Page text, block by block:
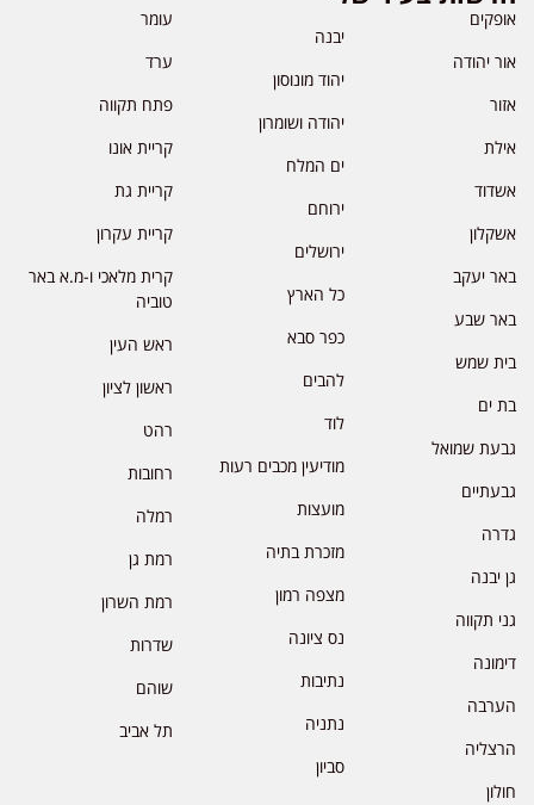
אופקים
אור יהודה
אזור
אילת
אשדוד
אשקלון
באר יעקב
באר שבע
בית שמש
בת ים
גבעת שמואל
גבעתיים
גדרה
גן יבנה
גני תקווה
דימונה
הערבה
הרצליה
חולון
יבנה
יהוד מונוסון
יהודה ושומרון
ים המלח
ירוחם
ירושלים
כל הארץ
כפר סבא
להבים
לוד
מודיעין מכבים רעות
מועצות
מזכרת בתיה
מצפה רמון
נס ציונה
נתיבות
נתניה
סביון
עומר
ערד
פתח תקווה
קריית אונו
קריית גת
קריית עקרון
קרית מלאכי ו-מ.א באר
טוביה
ראש העין
ראשון לציון
רהט
רחובות
רמלה
רמת גן
רמת השרון
שדרות
שוהם
תל אביב